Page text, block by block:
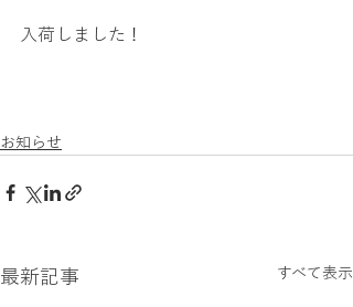
入荷しました！
お知らせ
最新記事 すべて表示